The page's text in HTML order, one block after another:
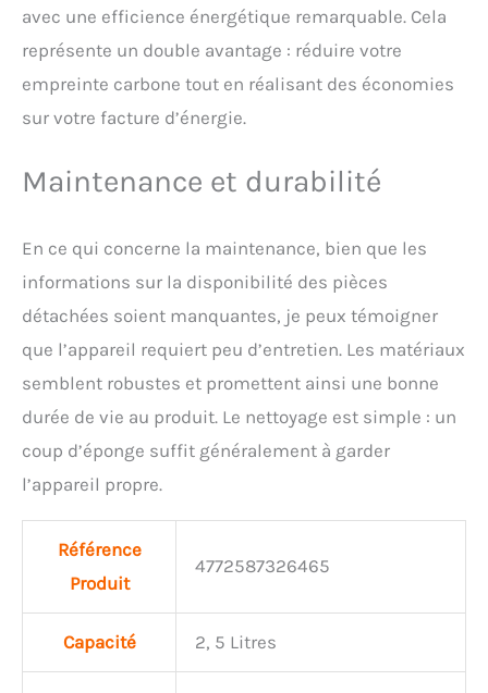
déchets quotidiens d’une
famille. Son design
compact et élégant
s’intègre facilement sur le
encombrer l’espace,
moderne à votre cuisine.
Profitez d’un compostage
Simple à utiliser et à
entretenir : L’interface
tactile intuitive et le
couvercle transparent
facilitent l’utilisation et le
suivi du processus.
Sélectionnez les modes
pour un compostage
efficace ou un nettoyage
pour un compost parfait :
consommation d’énergie,
tandis que le mode
avec une efficience énergétique remarquable. Cela
représente un double avantage : réduire votre
empreinte carbone tout en réalisant des économies
sur votre facture d’énergie.
Maintenance et durabilité
En ce qui concerne la maintenance, bien que les
informations sur la disponibilité des pièces
détachées soient manquantes, je peux témoigner
que l’appareil requiert peu d’entretien. Les matériaux
semblent robustes et promettent ainsi une bonne
durée de vie au produit. Le nettoyage est simple : un
coup d’éponge suffit généralement à garder
l’appareil propre.
Référence
Produit
4772587326465
Capacité 2, 5 Litres